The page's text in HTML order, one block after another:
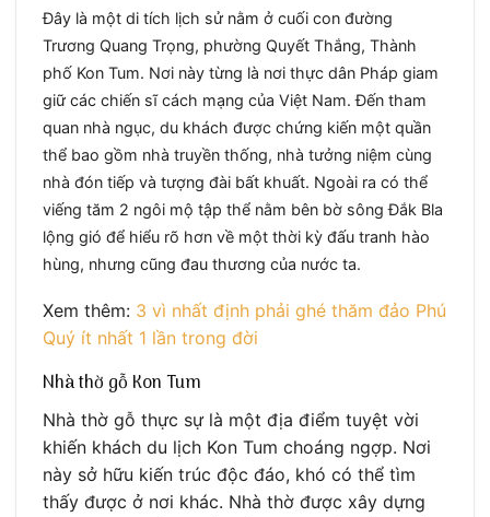
Đây là một di tích lịch sử nằm ở cuối con đường
Trương Quang Trọng, phường Quyết Thắng, Thành
phố Kon Tum. Nơi này từng là nơi thực dân Pháp giam
giữ các chiến sĩ cách mạng của Việt Nam. Đến tham
quan nhà ngục, du khách được chứng kiến một quần
thể bao gồm nhà truyền thống, nhà tưởng niệm cùng
nhà đón tiếp và tượng đài bất khuất. Ngoài ra có thể
viếng tăm 2 ngôi mộ tập thể nằm bên bờ sông Đắk Bla
lộng gió để hiểu rõ hơn về một thời kỳ đấu tranh hào
hùng, nhưng cũng đau thương của nước ta.
Xem thêm: 3 vì nhất định phải ghé thăm đảo Phú
Quý ít nhất 1 lần trong đời
Nhà thờ gỗ Kon Tum
Nhà thờ gỗ thực sự là một địa điểm tuyệt vời
khiến khách du lịch Kon Tum choáng ngợp. Nơi
này sở hữu kiến trúc độc đáo, khó có thể tìm
thấy được ở nơi khác. Nhà thờ được xây dựng